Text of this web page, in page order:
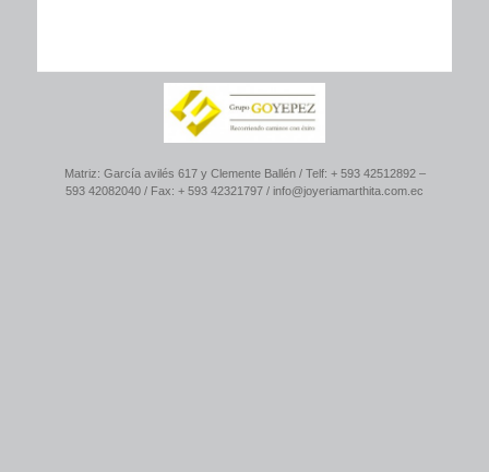
Matriz: García avilés 617 y Clemente Ballén / Telf: + 593 42512892 –
593 42082040 / Fax: + 593 42321797 / info@joyeriamarthita.com.ec